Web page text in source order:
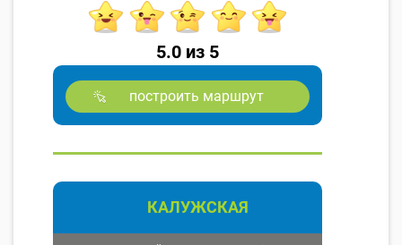
5.0 из 5
построить маршрут
КАЛУЖСКАЯ